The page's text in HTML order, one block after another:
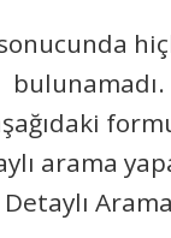
bulunamadı.
arama
Detaylı Arama